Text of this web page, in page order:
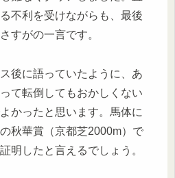
不利を受けながらも、最後
すがの一言です。
後に語っていたように、あ
て転倒してもおかしくない
かったと思います。馬体に
秋華賞（京都芝2000m）で
明したと言えるでしょう。